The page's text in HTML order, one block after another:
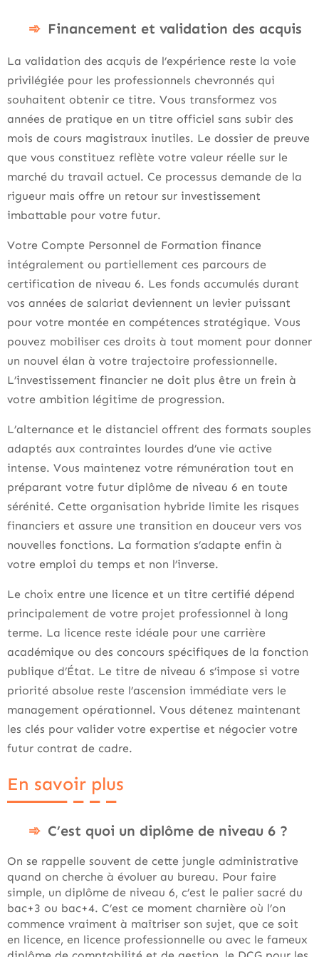
Financement et validation des acquis
La validation des acquis de l’expérience reste la voie
privilégiée pour les professionnels chevronnés qui
souhaitent obtenir ce titre. Vous transformez vos
années de pratique en un titre officiel sans subir des
mois de cours magistraux inutiles. Le dossier de preuve
que vous constituez reflète votre valeur réelle sur le
marché du travail actuel. Ce processus demande de la
rigueur mais offre un retour sur investissement
imbattable pour votre futur.
Votre Compte Personnel de Formation finance
intégralement ou partiellement ces parcours de
certification de niveau 6. Les fonds accumulés durant
vos années de salariat deviennent un levier puissant
pour votre montée en compétences stratégique. Vous
pouvez mobiliser ces droits à tout moment pour donner
un nouvel élan à votre trajectoire professionnelle.
L’investissement financier ne doit plus être un frein à
votre ambition légitime de progression.
L’alternance et le distanciel offrent des formats souples
adaptés aux contraintes lourdes d’une vie active
intense. Vous maintenez votre rémunération tout en
préparant votre futur diplôme de niveau 6 en toute
sérénité. Cette organisation hybride limite les risques
financiers et assure une transition en douceur vers vos
nouvelles fonctions. La formation s’adapte enfin à
votre emploi du temps et non l’inverse.
Le choix entre une licence et un titre certifié dépend
principalement de votre projet professionnel à long
terme. La licence reste idéale pour une carrière
académique ou des concours spécifiques de la fonction
publique d’État. Le titre de niveau 6 s’impose si votre
priorité absolue reste l’ascension immédiate vers le
management opérationnel. Vous détenez maintenant
les clés pour valider votre expertise et négocier votre
futur contrat de cadre.
En savoir plus
C’est quoi un diplôme de niveau 6 ?
On se rappelle souvent de cette jungle administrative
quand on cherche à évoluer au bureau. Pour faire
simple, un diplôme de niveau 6, c’est le palier sacré du
bac+3 ou bac+4. C’est ce moment charnière où l’on
commence vraiment à maîtriser son sujet, que ce soit
en licence, en licence professionnelle ou avec le fameux